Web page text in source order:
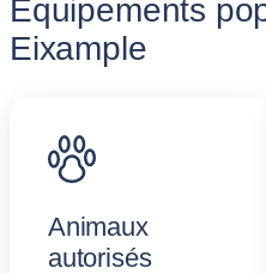
Équipements
Eixample
Animaux
autorisés